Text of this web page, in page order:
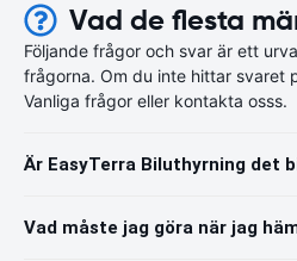
Vad de flesta
Följande frågor och svar är ett
frågorna. Om du inte hittar svaret
Vanliga frågor eller kontakta osss.
Är EasyTerra Biluthyrning det
Vad måste jag göra när jag